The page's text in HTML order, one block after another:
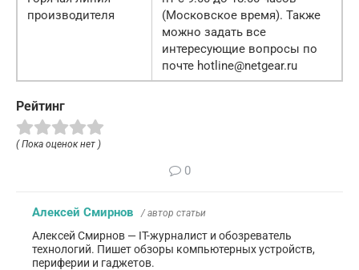
производителя
(Московское время). Также
можно задать все
интересующие вопросы по
почте hotline@netgear.ru
Рейтинг
( Пока оценок нет )
0
Алексей Смирнов / автор статьи
Алексей Смирнов — IT-журналист и обозреватель
технологий. Пишет обзоры компьютерных устройств,
периферии и гаджетов.